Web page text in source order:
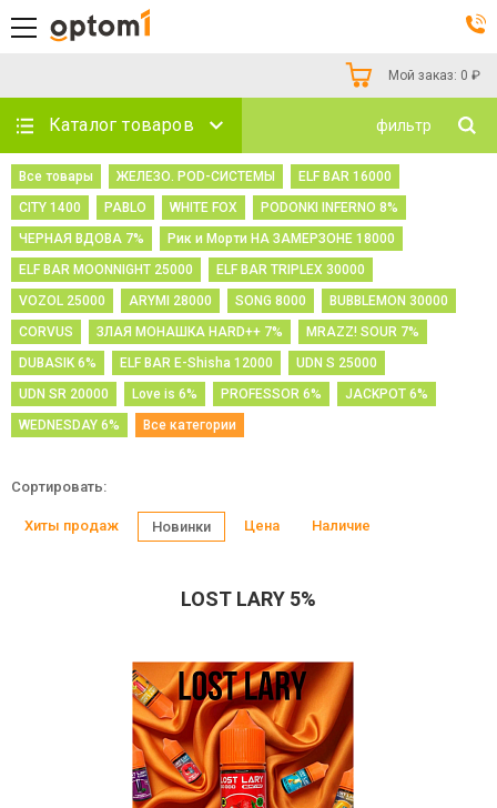
Мой заказ: 0 ₽
Каталог товаров фильтр
Все товары ЖЕЛЕЗО. POD-СИСТЕМЫ
ELF BAR 16000
CITY 1400
PABLO WHITE FOX
PODONKI INFERNO 8%
ЧЕРНАЯ ВДОВА 7%
Рик и Морти НА ЗАМЕРЗОНЕ 18000
ELF BAR MOONNIGHT 25000
ELF BAR TRIPLEX 30000
VOZOL 25000
ARYMI 28000 SONG 8000
BUBBLEMON 30000
CORVUS
ЗЛАЯ МОНАШКА HARD++ 7%
MRAZZ! SOUR 7%
DUBASIK 6%
ELF BAR E-Shisha 12000
UDN S 25000
UDN SR 20000
Love is 6% PROFESSOR 6%
JACKPOT 6%
WEDNESDAY 6%
Все категории
Сортировать:
Хиты продаж Новинки Цена Наличие
LOST LARY 5%